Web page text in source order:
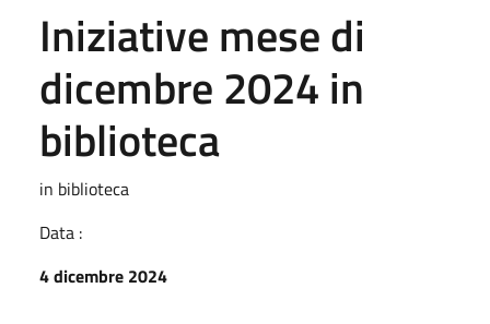
Iniziative mese di
dicembre 2024 in
biblioteca
in biblioteca
Data :
4 dicembre 2024